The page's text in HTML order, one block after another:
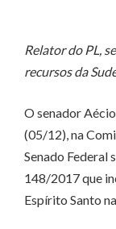
Relator do PL,
recursos da
O senador
(05/12), na
Senado Federal
148/2017 que
Espírito Santo